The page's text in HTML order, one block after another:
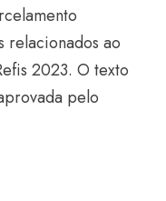
relacionados ao
2023. O texto
pelo